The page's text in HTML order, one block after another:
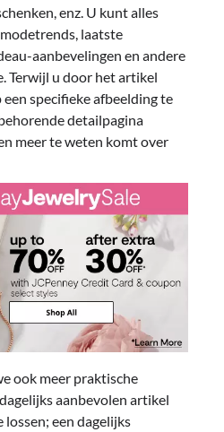
enz. U kunt alles
laatste
aanbevelingen en andere
Terwijl u door het artikel
specifieke afbeelding te
detailpagina
meer te weten komt over
ook meer praktische
aanbevolen artikel
een dagelijks